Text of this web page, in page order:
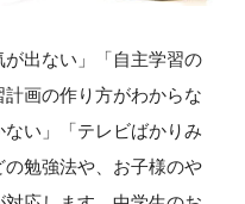
が出ない」「自主学習の
画の作り方がわからな
い」「テレビばかりみ
勉強法や、お子様のや